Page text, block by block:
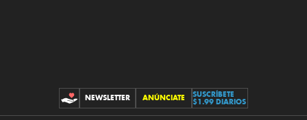
CONTRIBUCIONES
NEWSLETTER ANÚNCIATE
SUSCRÍBETE
$1.99 DIARIOS